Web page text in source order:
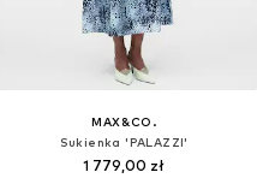
MAX&CO.
Sukienka 'PALAZZI'
1 779,00 zł